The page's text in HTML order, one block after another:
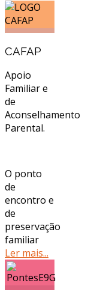
CAFAP
Apoio
Familiar e
de
Aconselhamento
Parental.
O ponto
de
encontro e
de
preservação
familiar
Ler mais...